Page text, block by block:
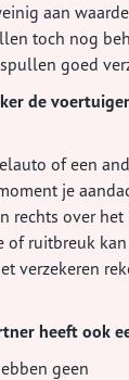
aan
toch nog
goed
de
of een
je
rechts over het
of ruitbreuk
verzekeren
heeft ook
geen